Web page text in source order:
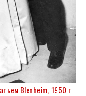
Blenheim, 1950 г.